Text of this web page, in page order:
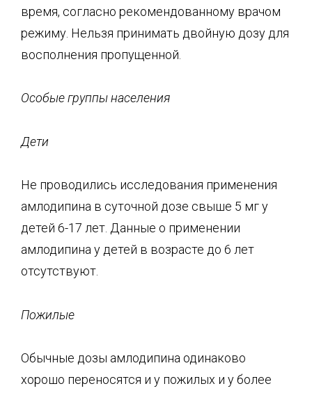
время, согласно рекомендованному врачом
режиму. Нельзя принимать двойную дозу для
восполнения пропущенной.
Особые группы населения
Дети
Не проводились исследования применения
амлодипина в суточной дозе свыше 5 мг у
детей 6-17 лет. Данные о применении
амлодипина у детей в возрасте до 6 лет
отсутствуют.
Пожилые
Обычные дозы амлодипина одинаково
хорошо переносятся и у пожилых и у более